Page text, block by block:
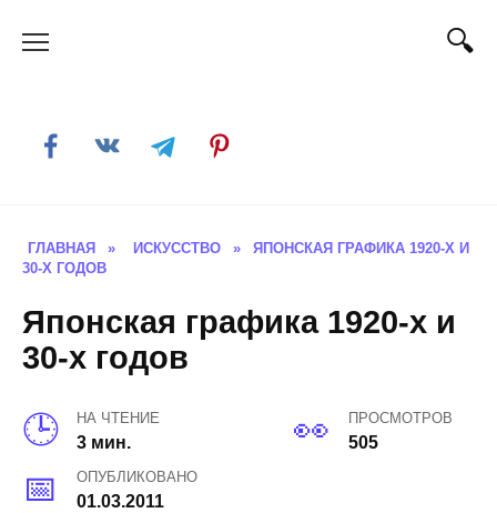
ГЛАВНАЯ » ИСКУССТВО »
ЯПОНСКАЯ ГРАФИКА 1920-Х И
30-Х ГОДОВ
Японская графика 1920-х и
30-х годов
НА ЧТЕНИЕ
3 мин.
ПРОСМОТРОВ
505
ОПУБЛИКОВАНО
01.03.2011